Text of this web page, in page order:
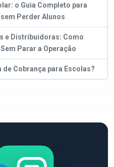
o Guia Completo para
Perder Alunos
e Distribuidoras: Como
Parar a Operação
de Cobrança para Escolas?